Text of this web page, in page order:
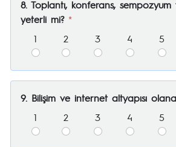
8. Toplantı, konferans,
yeterli mi? *
1
2 3 4 5
9. Bilişim ve internet altyapısı
1
2 3 4 5